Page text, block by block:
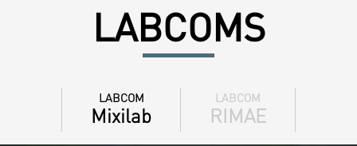
LABCOMS
LABCOM
Mixilab
LABCOM
RIMAE